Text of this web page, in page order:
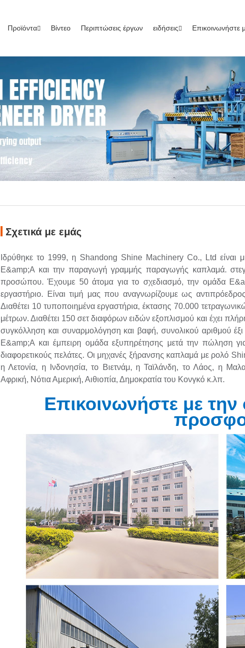
Προϊόντα Βίντεο Περιπτώσεις έργων ειδήσεις Επικοινωνήστε
Σχετικά με εμάς
Ιδρύθηκε το 1999, η Shandong Shine Machinery Co., Ltd είναι
Ε&amp;Α και την παραγωγή γραμμής παραγωγής καπλαμά.
προσώπου. Έχουμε 50 άτομα για το σχεδιασμό, την ομάδα
εργαστήριο. Είναι τιμή μας που αναγνωρίζουμε ως
Διαθέτει 10 τυποποιημένα εργαστήρια, έκτασης 70.000
μέτρων. Διαθέτει 150 σετ διαφόρων ειδών εξοπλισμού και έχει
συγκόλληση και συναρμολόγηση και βαφή, συνολικού αριθμού
Ε&amp;Α και έμπειρη ομάδα εξυπηρέτησης μετά την πώληση
διαφορετικούς πελάτες. Οι μηχανές ξήρανσης καπλαμά με ρολό
η Λετονία, η Ινδονησία, το Βιετνάμ, η Ταϊλάνδη, το Λάος, η
Αφρική, Νότια Αμερική, Αιθιοπία, Δημοκρατία του Κονγκό κ.λπ.
Επικοινωνήστε με